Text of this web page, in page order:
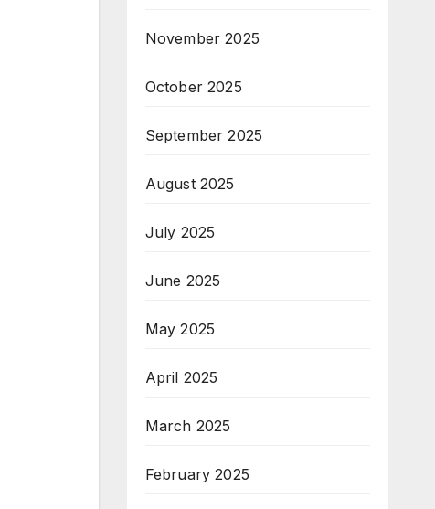
November 2025
October 2025
September 2025
August 2025
July 2025
June 2025
May 2025
April 2025
March 2025
February 2025